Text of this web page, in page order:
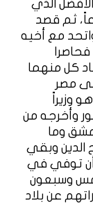
الأفضل الذي
ثم قصد
مع أخيه
كل منهما
مصر
وزيراً
وأخرجه من
ودمشق وما
الدين وبقي
أن توفي في
وعمره خمس وسبعون
عن بلاد